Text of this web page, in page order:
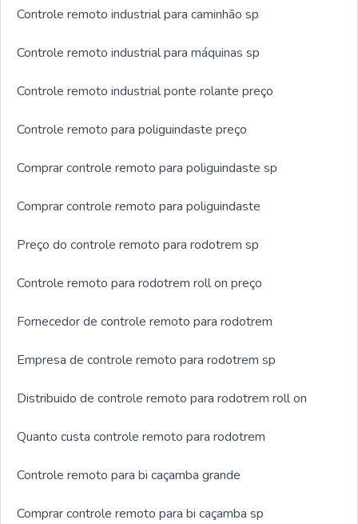
Controle remoto industrial para caminhão sp
Controle remoto industrial para máquinas sp
Controle remoto industrial ponte rolante preço
Controle remoto para poliguindaste preço
Comprar controle remoto para poliguindaste sp
Comprar controle remoto para poliguindaste
Preço do controle remoto para rodotrem sp
Controle remoto para rodotrem roll on preço
Fornecedor de controle remoto para rodotrem
Empresa de controle remoto para rodotrem sp
Distribuido de controle remoto para rodotrem roll on
Quanto custa controle remoto para rodotrem
Controle remoto para bi caçamba grande
Comprar controle remoto para bi caçamba sp